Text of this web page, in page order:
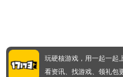
玩硬核游戏，用一起一起
看资讯、找游戏、领礼包